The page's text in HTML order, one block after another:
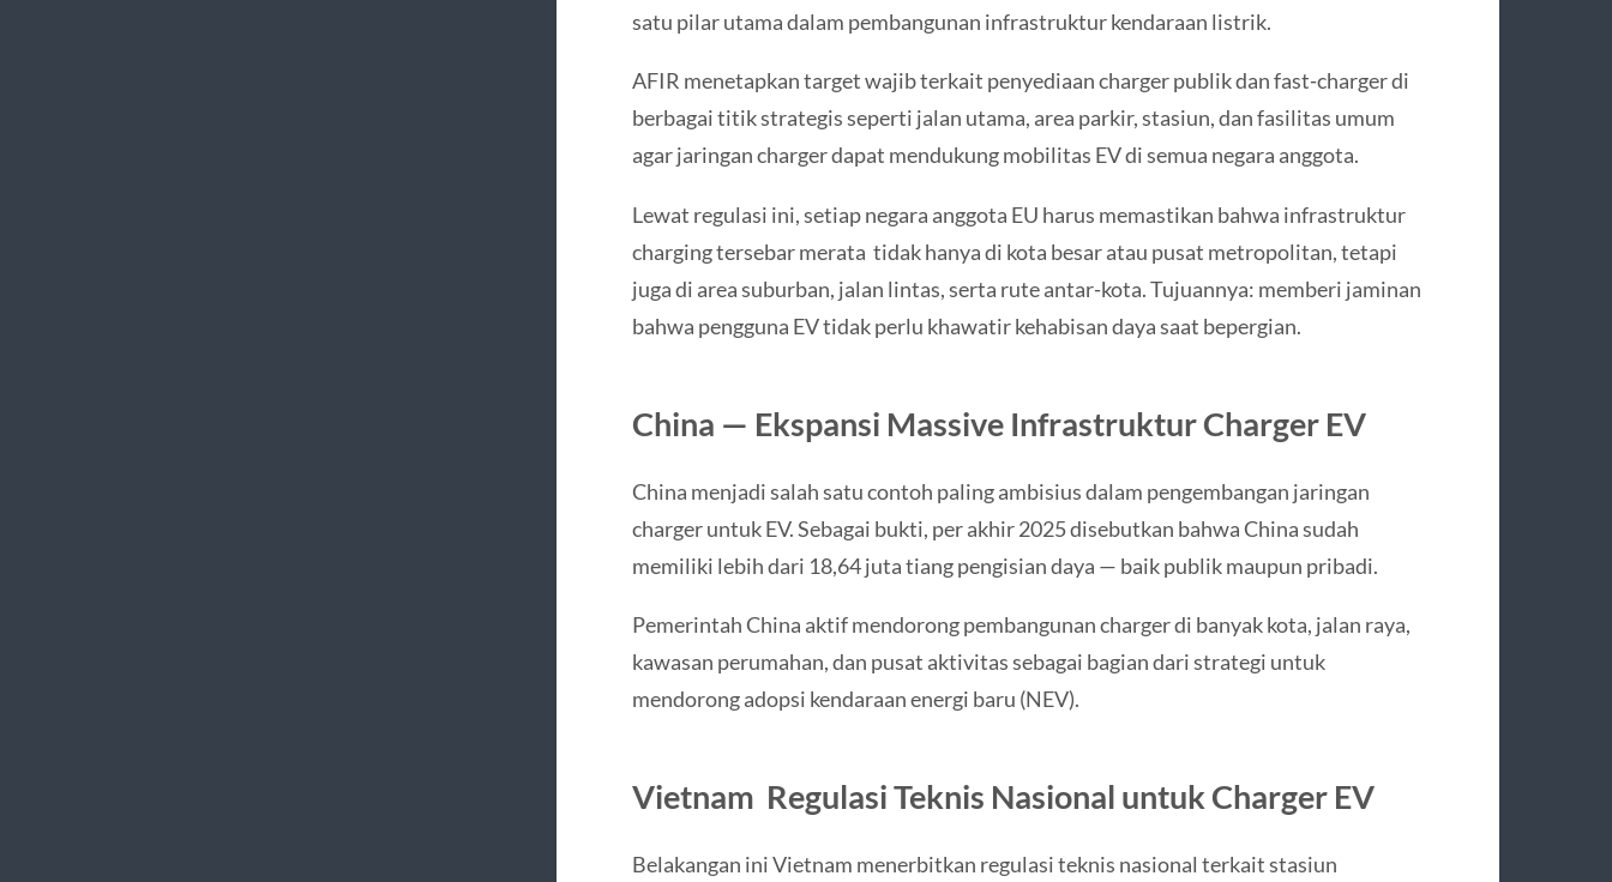
satu pilar utama dalam pembangunan infrastruktur kendaraan listrik.
AFIR menetapkan target wajib terkait penyediaan charger publik dan fast‑charger di
berbagai titik strategis seperti jalan utama, area parkir, stasiun, dan fasilitas umum
agar jaringan charger dapat mendukung mobilitas EV di semua negara anggota.
Lewat regulasi ini, setiap negara anggota EU harus memastikan bahwa infrastruktur
charging tersebar merata tidak hanya di kota besar atau pusat metropolitan, tetapi
juga di area suburban, jalan lintas, serta rute antar‑kota. Tujuannya: memberi jaminan
bahwa pengguna EV tidak perlu khawatir kehabisan daya saat bepergian.
China — Ekspansi Massive Infrastruktur Charger EV
China menjadi salah satu contoh paling ambisius dalam pengembangan jaringan
charger untuk EV. Sebagai bukti, per akhir 2025 disebutkan bahwa China sudah
memiliki lebih dari 18,64 juta tiang pengisian daya — baik publik maupun pribadi.
Pemerintah China aktif mendorong pembangunan charger di banyak kota, jalan raya,
kawasan perumahan, dan pusat aktivitas sebagai bagian dari strategi untuk
mendorong adopsi kendaraan energi baru (NEV).
Vietnam Regulasi Teknis Nasional untuk Charger EV
Belakangan ini Vietnam menerbitkan regulasi teknis nasional terkait stasiun